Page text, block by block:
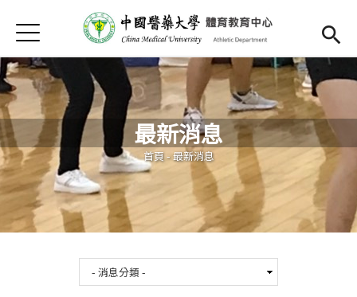
首頁
首頁
最新消息
中心簡介
師資陣容
體育課程
Jump to Navigation
Jump to Main content
最新消息
您在這裡
首頁-最新消息